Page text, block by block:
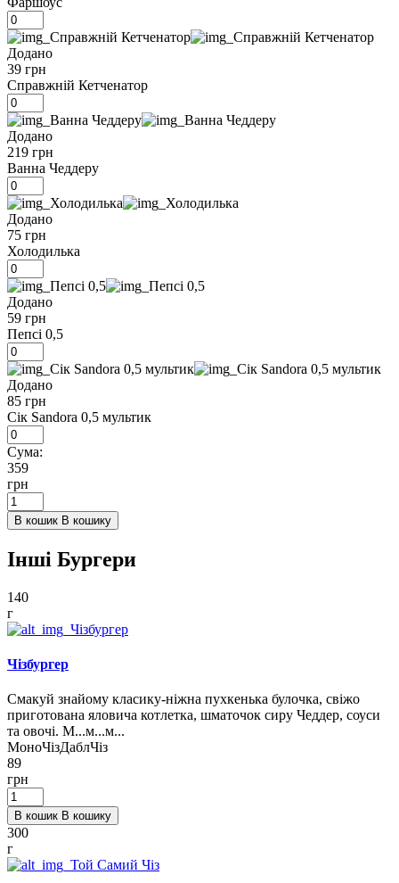
Додано
39 грн
Справжній Кетченатор
Додано
219 грн
Ванна Чеддеру
Додано
75 грн
Холодилька
Додано
59 грн
Пепсі 0,5
Додано
85 грн
Сік Sandora 0,5 мультик
Сума:
359
грн
В кошик В кошику
Інші Бургери
140
г
Чізбургер
Смакуй знайому класику-ніжна пухкенька булочка, свіжо
приготована яловича котлетка, шматочок сиру Чеддер, соуси
та овочі. М...м...м...
МоноЧізДаблЧіз
89
грн
В кошик В кошику
300
г